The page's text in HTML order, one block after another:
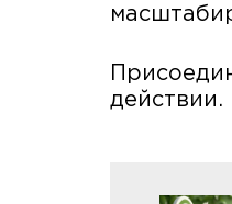
действии.